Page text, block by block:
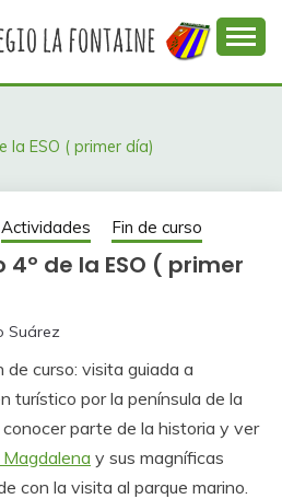
LA
la ESO ( primer día)
Actividades Fin de curso
de la ESO ( primer
Suárez
de curso: visita guiada a
turístico por la península de la
parte de la historia y ver
y sus magníficas
con la visita al parque marino.